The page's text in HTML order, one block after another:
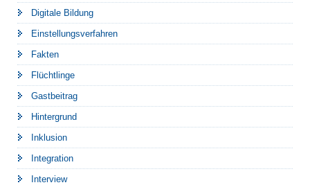
Digitale Bildung
Einstellungsverfahren
Fakten
Flüchtlinge
Gastbeitrag
Hintergrund
Inklusion
Integration
Interview